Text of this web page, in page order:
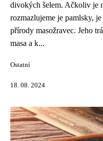
divokých šelem. Ačkoliv je
rozmazlujeme je pamlsky,
přírody masožravec. Jeho
masa a k...
Ostatní
18. 08. 2024